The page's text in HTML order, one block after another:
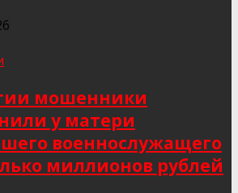
мошенники
у матери
военнослужащего
миллионов рублей